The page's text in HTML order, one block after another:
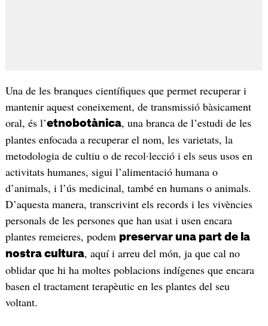
Una de les branques científiques que permet recuperar i
mantenir aquest coneixement, de transmissió bàsicament
oral, és l’etnobotànica, una branca de l’estudi de les
plantes enfocada a recuperar el nom, les varietats, la
metodologia de cultiu o de recol·lecció i els seus usos en
activitats humanes, sigui l’alimentació humana o
d’animals, i l’ús medicinal, també en humans o animals.
D’aquesta manera, transcrivint els records i les vivències
personals de les persones que han usat i usen encara
plantes remeieres, podem preservar una part de la
nostra cultura, aquí i arreu del món, ja que cal no
oblidar que hi ha moltes poblacions indígenes que encara
basen el tractament terapèutic en les plantes del seu
voltant.